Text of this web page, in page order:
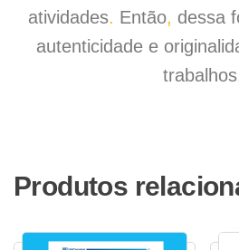
atividades. Então, dessa
autenticidade e
trabalhos
Produtos